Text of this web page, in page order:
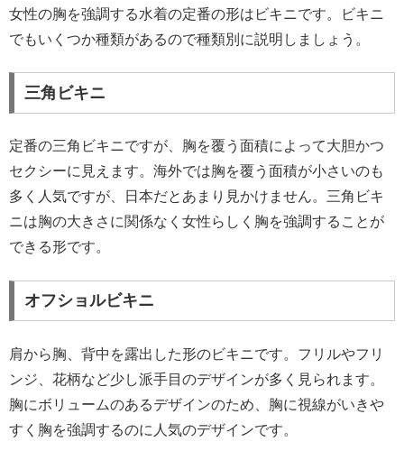
女性の胸を強調する水着の定番の形はビキニです。ビキニ
でもいくつか種類があるので種類別に説明しましょう。
三角ビキニ
定番の三角ビキニですが、胸を覆う面積によって大胆かつ
セクシーに見えます。海外では胸を覆う面積が小さいのも
多く人気ですが、日本だとあまり見かけません。三角ビキ
ニは胸の大きさに関係なく女性らしく胸を強調することが
できる形です。
オフショルビキニ
肩から胸、背中を露出した形のビキニです。フリルやフリ
ンジ、花柄など少し派手目のデザインが多く見られます。
胸にボリュームのあるデザインのため、胸に視線がいきや
すく胸を強調するのに人気のデザインです。